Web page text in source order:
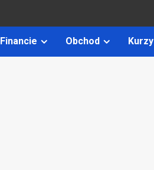
Financie Obchod Kurzy